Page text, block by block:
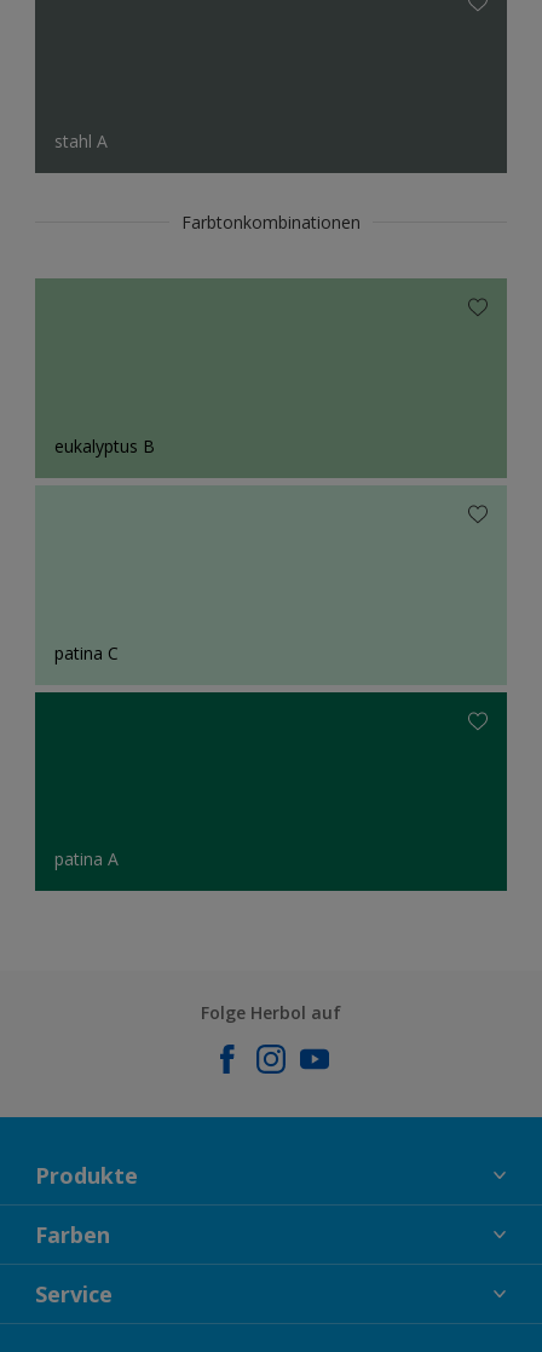
stahl A
Farbtonkombinationen
eukalyptus B
patina C
patina A
Folge Herbol auf
Produkte
FASSADENFARBEN
INNENFARBEN
LACKE
Farben
KOLLEKTIONEN
FARBTRENDS
Service